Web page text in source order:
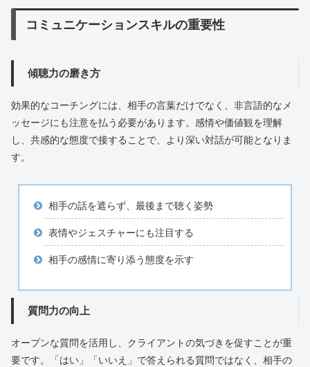
コミュニケーションスキルの重要性
傾聴力の磨き方
効果的なコーチングには、相手の言葉だけでなく、非言語的なメ
ッセージにも注意を払う必要があります。感情や価値観を理解
し、共感的な態度で接することで、より深い対話が可能となりま
す。
相手の話を遮らず、最後まで聴く姿勢
表情やジェスチャーにも注目する
相手の感情に寄り添う態度を示す
質問力の向上
オープンな質問を活用し、クライアントの気づきを促すことが重
要です。「はい」「いいえ」で答えられる質問ではなく、相手の